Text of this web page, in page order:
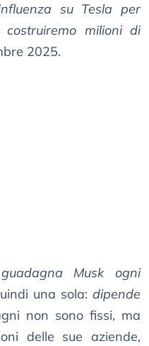
su Tesla per
milioni di
2025.
Musk ogni
una sola: dipende
non sono fissi, ma
delle sue aziende,